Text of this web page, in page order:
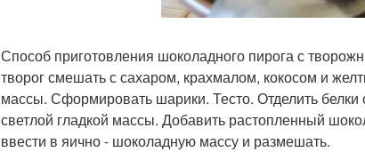
Способ приготовления шоколадного пирога с
творог смешать с сахаром, крахмалом, кокосом и
массы. Сформировать шарики. Тесто. Отделить
светлой гладкой массы. Добавить растопленный
ввести в яично - шоколадную массу и размешать.